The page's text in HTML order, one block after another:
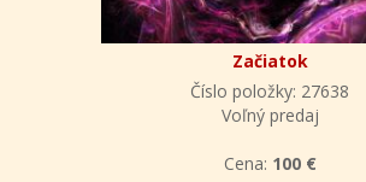
Začiatok
Číslo položky: 27638
Voľný predaj
Cena: 100 €